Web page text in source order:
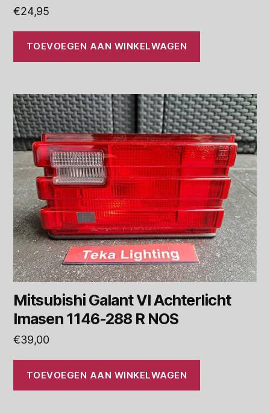
€24,95
TOEVOEGEN AAN WINKELWAGEN
Mitsubishi Galant VI Achterlicht
Imasen 1146-288 R NOS
€39,00
TOEVOEGEN AAN WINKELWAGEN